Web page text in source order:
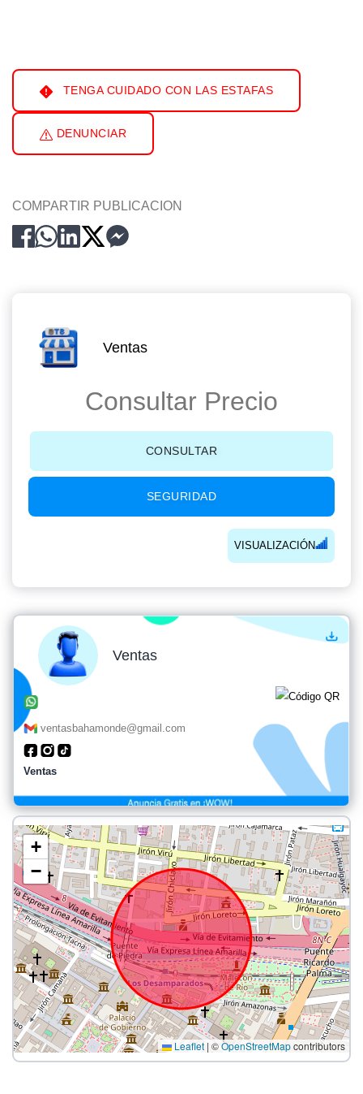
TENGA CUIDADO CON LAS ESTAFAS
DENUNCIAR
COMPARTIR PUBLICACION
Ventas
Consultar Precio
CONSULTAR
SEGURIDAD
VISUALIZACIÓN
Ventas
ventasbahamonde@gmail.com
Ventas
+
−
Leaflet | ©OpenStreetMapcontributors